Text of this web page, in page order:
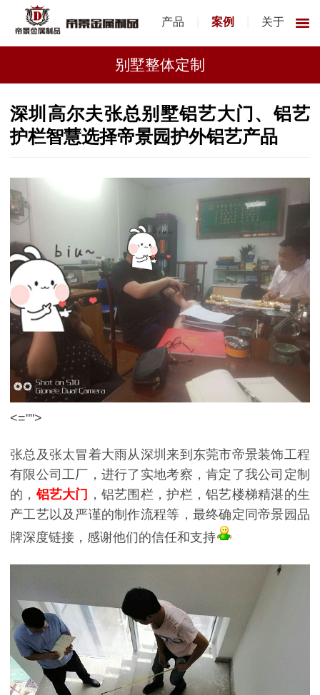
产品 案例 关于
别墅整体定制
深圳高尔夫张总别墅铝艺大门、铝艺
护栏智慧选择帝景园护外铝艺产品
<="">
张总及张太冒着大雨从深圳来到东莞市帝景装饰工程
有限公司工厂，进行了实地考察，肯定了我公司定制
的，铝艺大门 ，铝艺围栏，护栏，铝艺楼梯精湛的生
产工艺以及严谨的制作流程等，最终确定同帝景园品
牌深度链接，感谢他们的信任和支持